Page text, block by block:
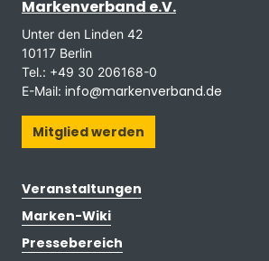
Markenverband e.V.
Unter den Linden 42
10117 Berlin
Tel.: +49 30 206168-0
E-Mail: info@markenverband.de
Mitglied werden
Veranstaltungen
Marken-Wiki
Pressebereich